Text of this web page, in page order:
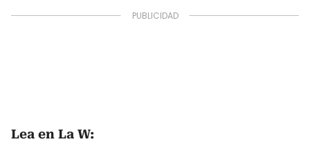
Lea en La W: